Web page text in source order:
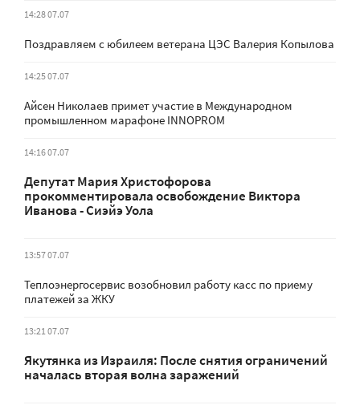
14:28 07.07
Поздравляем с юбилеем ветерана ЦЭС Валерия Копылова
14:25 07.07
Айсен Николаев примет участие в Международном
промышленном марафоне INNOPROM
14:16 07.07
Депутат Мария Христофорова
прокомментировала освобождение Виктора
Иванова - Сиэйэ Уола
13:57 07.07
Теплоэнергосервис возобновил работу касс по приему
платежей за ЖКУ
13:21 07.07
Якутянка из Израиля: После снятия ограничений
началась вторая волна заражений